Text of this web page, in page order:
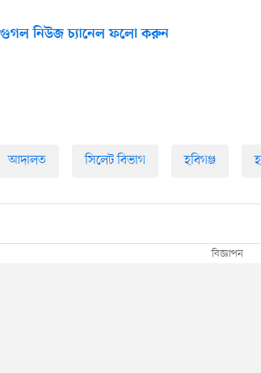
নিউজ চ্যানেল ফলো করুন
আদালত সিলেট বিভাগ হবিগঞ্জ